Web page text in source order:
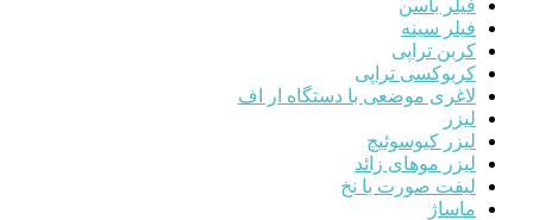
فیلر باسن
فیلر سینه
کربن تراپی
کربوکسی تراپی
لاغری موضعی با دستگاه ار اف
لیزر
لیزر کیوسوئیچ
لیزر موهای زائد
لیفت صورت با نخ
ماساژ